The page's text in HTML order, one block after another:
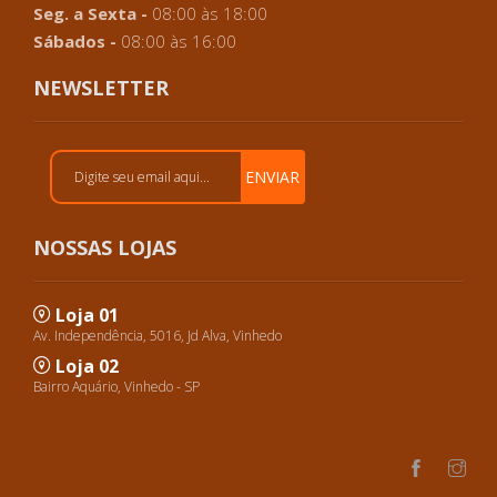
Seg. a Sexta - 08:00 às 18:00
Sábados - 08:00 às 16:00
NEWSLETTER
ENVIAR
NOSSAS LOJAS
Loja 01
Av. Independência, 5016, Jd Alva, Vinhedo
Loja 02
Bairro Aquário, Vinhedo - SP